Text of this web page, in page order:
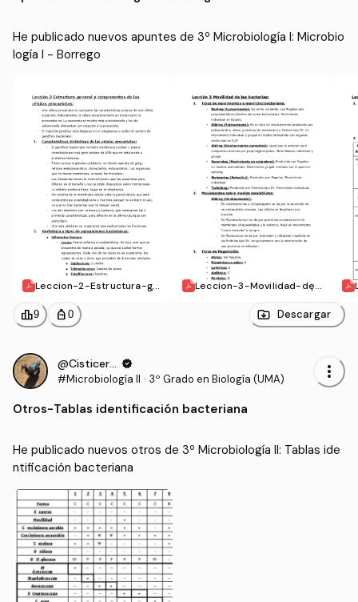
He publicado nuevos apuntes de 3º Microbiología I: Microbio
logía I - Borrego
Leccion-2-Estructura-ge
e-las-celulas-procariota
s.pdf
Leccion-3-Movilidad-de-
leaderboard9 personal_bag 0 Descargar
@Cisticercoverified
#Microbiología II · 3º Grado en Biología (UMA) more_vert
Otros-Tablas identificación bacteriana
He publicado nuevos otros de 3º Microbiología II: Tablas ide
ntificación bacteriana